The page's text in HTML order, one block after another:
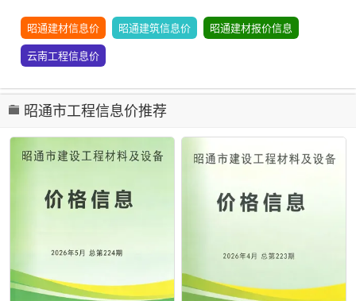
昭通建材信息价 昭通建筑信息价 昭通建材报价信息
云南工程信息价
昭通市工程信息价推荐